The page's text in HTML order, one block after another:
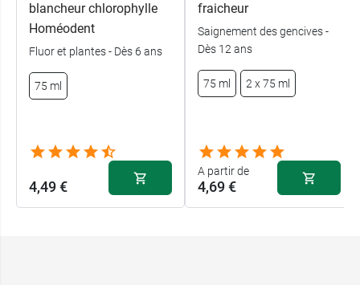
blancheur chlorophylle
Homéodent
Fluor et plantes - Dès 6 ans
75 ml
4,49 €
fraicheur
Saignement des gencives -
Dès 12 ans
75 ml 2 x 75 ml
A partir de
4,69 €